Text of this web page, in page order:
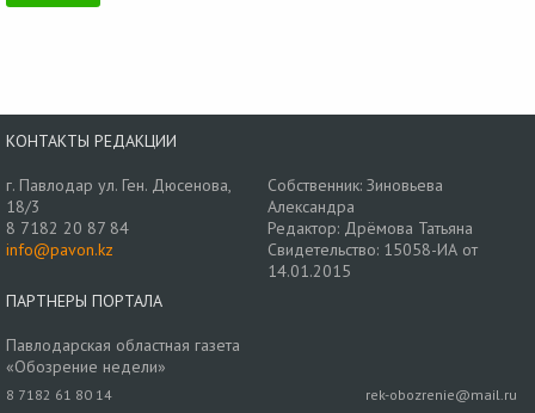
КОНТАКТЫ РЕДАКЦИИ
г. Павлодар ул. Ген. Дюсенова,
18/3
8 7182 20 87 84
info@pavon.kz
Собственник: Зиновьева
Александра
Редактор: Дрёмова Татьяна
Свидетельство: 15058-ИА от
14.01.2015
ПАРТНЕРЫ ПОРТАЛА
Павлодарская областная газета
«Обозрение недели»
8 7182 61 80 14 rek-obozrenie@mail.ru